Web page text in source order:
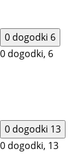
0 dogodki 6
0 dogodki, 6
0 dogodki 13
0 dogodki, 13